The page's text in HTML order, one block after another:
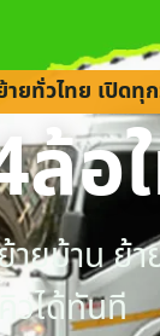
ยทั่วไทย เปิดทุ
ล้อ
ายบ้าน ย้
วได้ทันที